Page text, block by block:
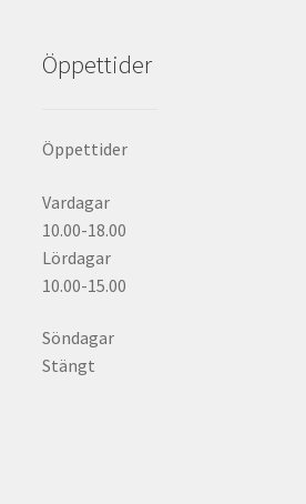
Öppettider
Öppettider
Vardagar
10.00-18.00
Lördagar
10.00-15.00
Söndagar
Stängt